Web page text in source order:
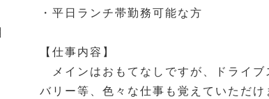
・平日ランチ帯勤務可能な方
【仕事内容】
メインはおもてなしですが、ドライブ
バリー等、色々な仕事も覚えていただ